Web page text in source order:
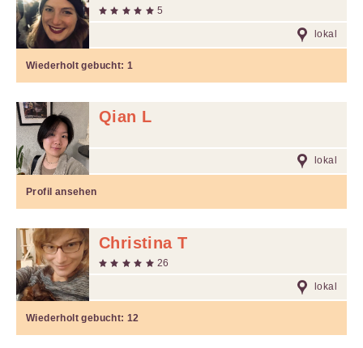
5
lokal
Wiederholt gebucht:1
Qian L
lokal
Profil ansehen
Christina T
26
lokal
Wiederholt gebucht:12